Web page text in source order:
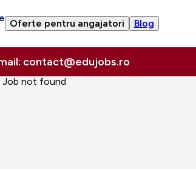
Oferte pentru angajatori Blog
contact@edujobs.ro
Job not found